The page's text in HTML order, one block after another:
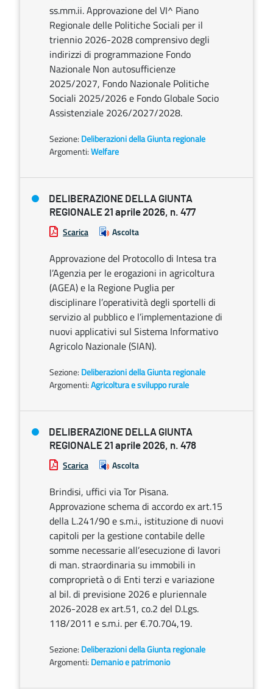
ss.mm.ii. Approvazione del VI^ Piano
Regionale delle Politiche Sociali per il
triennio 2026-2028 comprensivo degli
indirizzi di programmazione Fondo
Nazionale Non autosufficienze
2025/2027, Fondo Nazionale Politiche
Sociali 2025/2026 e Fondo Globale Socio
Assistenziale 2026/2027/2028.
Sezione: Deliberazioni della Giunta regionale
Argomenti:Welfare
DELIBERAZIONE DELLA GIUNTA
REGIONALE 21 aprile 2026, n. 477
Scarica Ascolta
Approvazione del Protocollo di Intesa tra
l’Agenzia per le erogazioni in agricoltura
(AGEA) e la Regione Puglia per
disciplinare l’operatività degli sportelli di
servizio al pubblico e l’implementazione di
nuovi applicativi sul Sistema Informativo
Agricolo Nazionale (SIAN).
Sezione: Deliberazioni della Giunta regionale
Argomenti:Agricoltura e sviluppo rurale
DELIBERAZIONE DELLA GIUNTA
REGIONALE 21 aprile 2026, n. 478
Scarica Ascolta
Brindisi, uffici via Tor Pisana.
Approvazione schema di accordo ex art.15
della L.241/90 e s.m.i., istituzione di nuovi
capitoli per la gestione contabile delle
somme necessarie all’esecuzione di lavori
di man. straordinaria su immobili in
comproprietà o di Enti terzi e variazione
al bil. di previsione 2026 e pluriennale
2026-2028 ex art.51, co.2 del D.Lgs.
118/2011 e s.m.i. per €.70.704,19.
Sezione: Deliberazioni della Giunta regionale
Argomenti: Demanio e patrimonio